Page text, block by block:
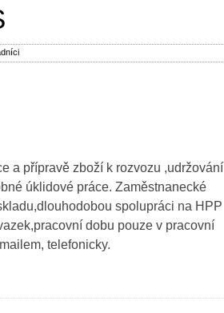
a přípravě zboží k rozvozu ,udržování
úklidové práce. Zaměstnanecké
spolupráci na HPP
dobu pouze v pracovní
telefonicky.